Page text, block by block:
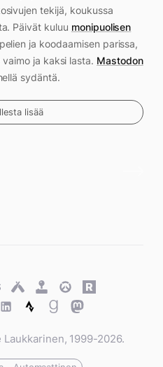
tekijä, koukussa
Päivät kuluu monipuolisen
ja koodaamisen parissa,
ja kaksi lasta. Mastodon
sydäntä.
lisää
Untappd
Retro
Achievements
Overwatch
Rawg.io
WordPress
StravaGoodreads
Mastodon
1999-2026.